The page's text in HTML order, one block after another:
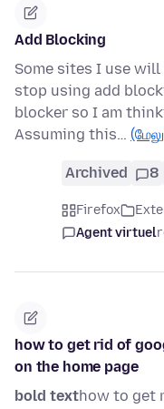
Add Blocking
Some sites I use
stop using add
blocker so I am
Assuming this…
Archived 8
Firefox
Agent virtuel
how to get rid of
on the home page
bold texthow to get